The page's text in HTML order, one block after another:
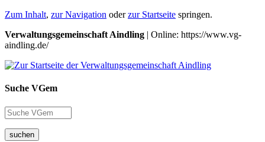
Zum Inhalt, zur Navigation oderzur Startseite springen.
Verwaltungsgemeinschaft Aindling | Online: https://www.vg-
aindling.de/
Suche VGem
suchen